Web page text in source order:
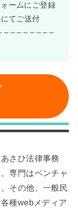
ームにご登録
てご送付
– – – – – – – –
さひ法律事務
専門はベンチャ
その他、一般民
種webメディア